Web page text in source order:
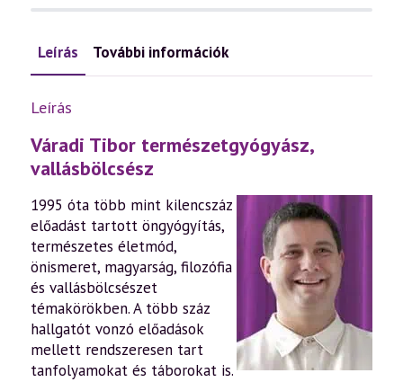
Leírás További információk
Leírás
Váradi Tibor természetgyógyász,
vallásbölcsész
1995 óta több mint kilencszáz
előadást tartott öngyógyítás,
természetes életmód,
önismeret, magyarság, filozófia
és vallásbölcsészet
témakörökben. A több száz
hallgatót vonzó előadások
mellett rendszeresen tart
tanfolyamokat és táborokat is.